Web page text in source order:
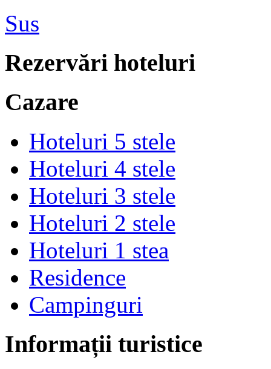
Sus
Rezervări hoteluri
Cazare
Hoteluri 5 stele
Hoteluri 4 stele
Hoteluri 3 stele
Hoteluri 2 stele
Hoteluri 1 stea
Residence
Campinguri
Informații turistice